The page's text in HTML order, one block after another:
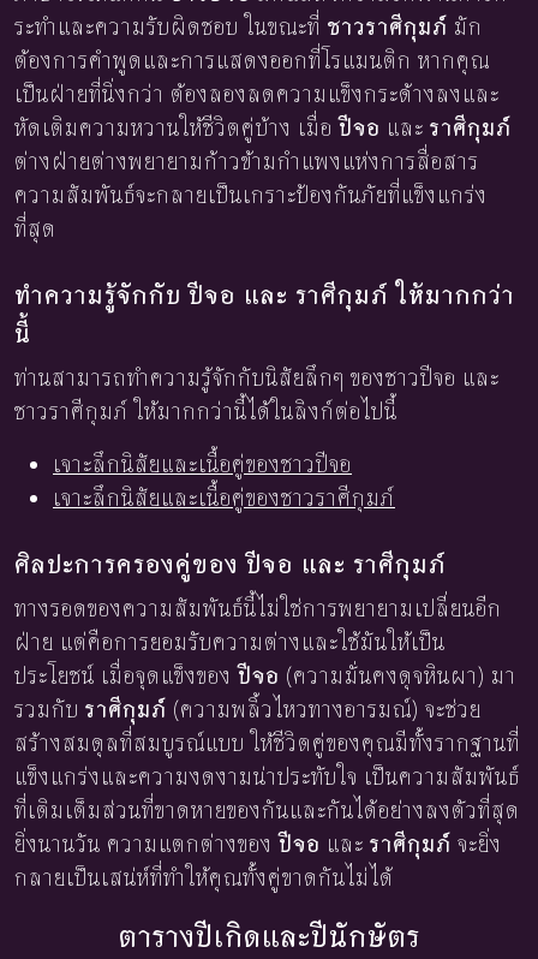
ระทำและความรับผิดชอบ ในขณะที่ ชาวราศีกุมภ์ มัก
ต้องการคำพูดและการแสดงออกที่โรแมนติก หากคุณ
เป็นฝ่ายที่นิ่งกว่า ต้องลองลดความแข็งกระด้างลงและ
หัดเติมความหวานให้ชีวิตคู่บ้าง เมื่อปีจอ และ ราศีกุมภ์
ต่างฝ่ายต่างพยายามก้าวข้ามกำแพงแห่งการสื่อสาร
ความสัมพันธ์จะกลายเป็นเกราะป้องกันภัยที่แข็งแกร่ง
ที่สุด
ทำความรู้จักกับ ปีจอ และ ราศีกุมภ์ ให้มากกว่า
นี้
ท่านสามารถทำความรู้จักกับนิสัยลึกๆ ของชาวปีจอ และ
ชาวราศีกุมภ์ ให้มากกว่านี้ได้ในลิงก์ต่อไปนี้
เจาะลึกนิสัยและเนื้อคู่ของชาวปีจอ
เจาะลึกนิสัยและเนื้อคู่ของชาวราศีกุมภ์
ศิลปะการครองคู่ของ ปีจอ และ ราศีกุมภ์
ทางรอดของความสัมพันธ์นี้ไม่ใช่การพยายามเปลี่ยนอีก
ฝ่าย แต่คือการยอมรับความต่างและใช้มันให้เป็น
ประโยชน์ เมื่อจุดแข็งของปีจอ (ความมั่นคงดุจหินผา) มา
รวมกับ ราศีกุมภ์ (ความพลิ้วไหวทางอารมณ์) จะช่วย
สร้างสมดุลที่สมบูรณ์แบบ ให้ชีวิตคู่ของคุณมีทั้งรากฐานที่
แข็งแกร่งและความงดงามน่าประทับใจ เป็นความสัมพันธ์
ที่เติมเต็มส่วนที่ขาดหายของกันและกันได้อย่างลงตัวที่สุด
ยิ่งนานวัน ความแตกต่างของปีจอ และ ราศีกุมภ์ จะยิ่ง
กลายเป็นเสน่ห์ที่ทำให้คุณทั้งคู่ขาดกันไม่ได้
ตารางปีเกิดและปีนักษัตร